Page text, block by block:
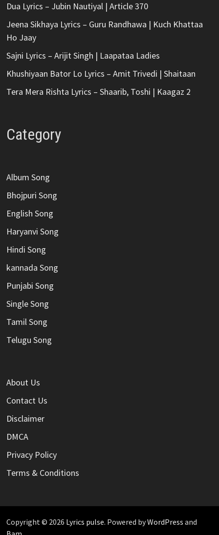
Dua Lyrics – Jubin Nautiyal | Article 370
Jeena Sikhaya Lyrics – Guru Randhawa | Kuch Khattaa
Ho Jaay
Sajni Lyrics – Arijit Singh | Laapataa Ladies
Khushiyaan Bator Lo Lyrics – Amit Trivedi | Shaitaan
Tera Mera Rishta Lyrics – Shaarib, Toshi | Kaagaz 2
Category
Album Song
Bhojpuri Song
English Song
Haryanvi Song
Hindi Song
kannada Song
Punjabi Song
Single Song
Tamil Song
Telugu Song
About Us
Contact Us
Disclaimer
DMCA
Privacy Policy
Terms & Conditions
Copyright © 2026 Lyrics pulse. Powered byWordPress and